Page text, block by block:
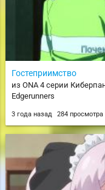
Гостеприимство
из ONA 4 серии
Edgerunners
3 года назад 284 просмотра